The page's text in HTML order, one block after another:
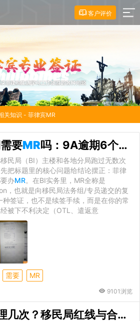
客户评价
关知识 - 菲律宾MR
要MR吗：9A逾期6个月是分水岭
民局（BI）主楼和各地分局跑过无数次
把标题里的核心问题给结论摆正：菲律
办MR。在BI实务里，MR全称是
，也就是向移民局法务组/专员递交的复
签证，也不是续签手续，而是在你的常
被下不利决定（OTL、遣返意
需要 MR
9101浏览
次？移民局红线与合规补救全解析